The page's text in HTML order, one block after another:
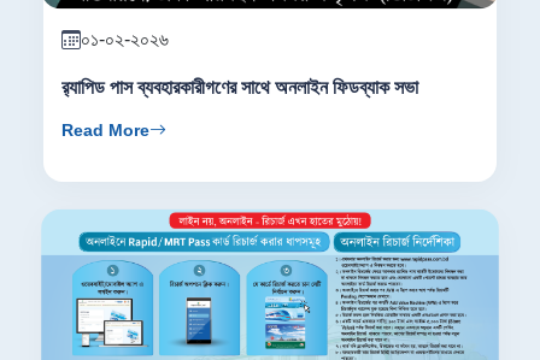
০১-০২-২০২৬
র‍্যাপিড পাস ব্যবহারকারীগণের সাথে অনলাইন ফিডব্যাক সভা
Read More